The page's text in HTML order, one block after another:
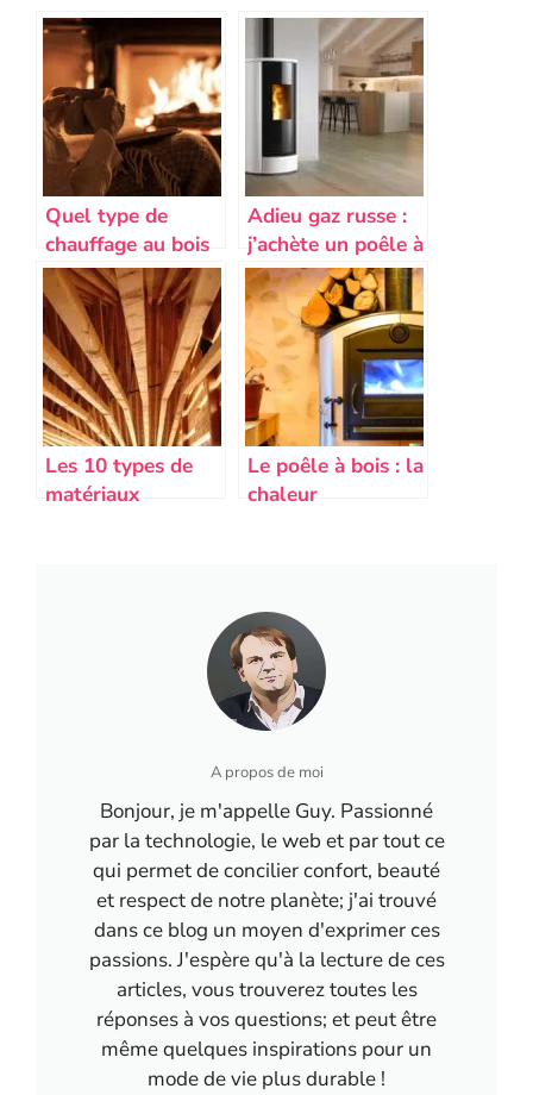
Quel type de
chauffage au bois
choisir ? 47 types
de chauffage au
bois décortiqués !
Adieu gaz russe :
j’achète un poêle à
pellet ! Et voici le
guide d’achat
Les 10 types de
matériaux
Le poêle à bois : la
chaleur
A propos de moi
Bonjour, je m'appelle Guy. Passionné
par la technologie, le web et par tout ce
qui permet de concilier confort, beauté
et respect de notre planète; j'ai trouvé
dans ce blog un moyen d'exprimer ces
passions. J'espère qu'à la lecture de ces
articles, vous trouverez toutes les
réponses à vos questions; et peut être
même quelques inspirations pour un
mode de vie plus durable !